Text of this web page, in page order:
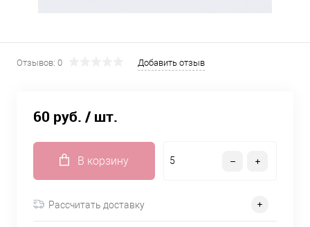
Отзывов: 0 Добавить отзыв
60 руб. / шт.
В корзину
Рассчитать доставку